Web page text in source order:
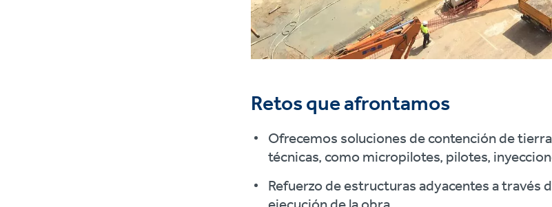
Retos que afrontamos
Ofrecemos soluciones de contención de
técnicas, como micropilotes, pilotes,
Refuerzo de estructuras adyacentes a través